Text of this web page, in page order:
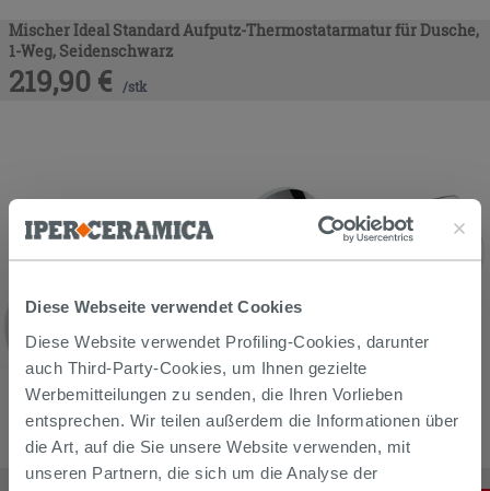
Diese Webseite verwendet Cookies
Diese Website verwendet Profiling-Cookies, darunter
auch Third-Party-Cookies, um Ihnen gezielte
Werbemitteilungen zu senden, die Ihren Vorlieben
entsprechen. Wir teilen außerdem die Informationen über
die Art, auf die Sie unsere Website verwenden, mit
unseren Partnern, die sich um die Analyse der
Mischer Ideal Standard Aufputz-Thermostatarmatur für Dusche,
1-Weg, Seidenschwarz
219,90 € /stk
Mischer Brausethermostat Aufputz Grohe Grt 800